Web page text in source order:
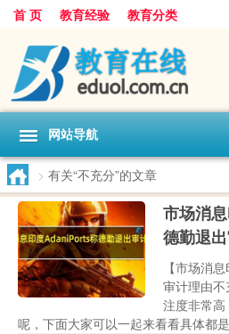
首 页 教育经验 教育分类
网站导航
> 有关“不充分”的文章
市场消
德勤退
【市场消
审计理由
注度非常
呢，下面大家可以一起来看看具体都